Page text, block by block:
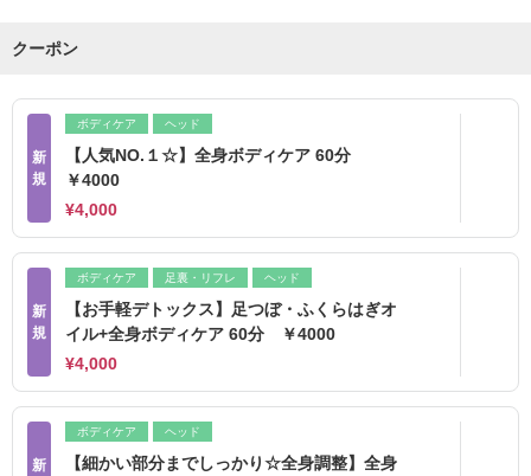
クーポン
新
規
ボディケア ヘッド
【人気NO.１☆】全身ボディケア 60分
￥4000
¥4,000
新
規
ボディケア 足裏・リフレ ヘッド
【お手軽デトックス】足つぼ・ふくらはぎオ
イル+全身ボディケア 60分 ￥4000
¥4,000
新
ボディケア ヘッド
【細かい部分までしっかり☆全身調整】全身